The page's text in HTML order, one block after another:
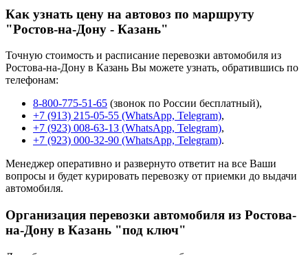
Как узнать цену на автовоз по маршруту
"Ростов-на-Дону - Казань"
Точную стоимость и расписание перевозки автомобиля из
Ростова-на-Дону в Казань Вы можете узнать, обратившись по
телефонам:
8-800-775-51-65 (звонок по России бесплатный),
+7 (913) 215-05-55 (WhatsApp, Telegram),
+7 (923) 008-63-13 (WhatsApp, Telegram),
+7 (923) 000-32-90 (WhatsApp, Telegram).
Менеджер оперативно и развернуто ответит на все Ваши
вопросы и будет курировать перевозку от приемки до выдачи
автомобиля.
Организация перевозки автомобиля из Ростова-
на-Дону в Казань "под ключ"